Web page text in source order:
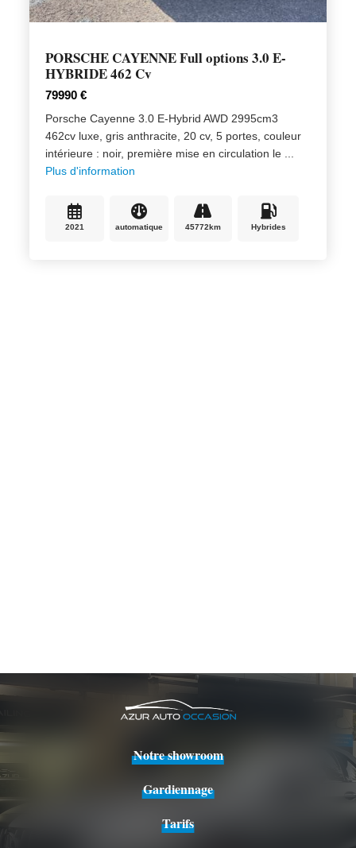
PORSCHE CAYENNE Full options 3.0 E-
HYBRIDE 462 Cv
79990 €
Porsche Cayenne 3.0 E-Hybrid AWD 2995cm3
462cv luxe, gris anthracite, 20 cv, 5 portes, couleur
intérieure : noir, première mise en circulation le ...
Plus d'information
2021 automatique 45772km Hybrides
Notre showroom
Gardiennage
Tarifs